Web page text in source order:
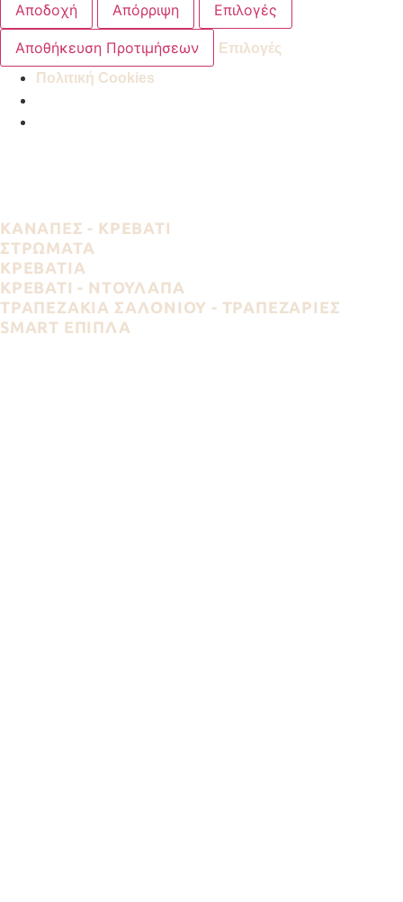
Αποδοχή Απόρριψη Επιλογές
Αποθήκευση Προτιμήσεων
Επιλογές
Πολιτική Cookies
ΚΑΝΑΠΕΣ - ΚΡΕΒΑΤΙ
ΣΤΡΩΜΑΤΑ
ΚΡΕΒΑΤΙΑ
ΚΡΕΒΑΤΙ - ΝΤΟΥΛΑΠΑ
ΤΡΑΠΕΖΑΚΙΑ ΣΑΛΟΝΙΟΥ - ΤΡΑΠΕΖΑΡΙΕΣ
SMART ΕΠΙΠΛΑ